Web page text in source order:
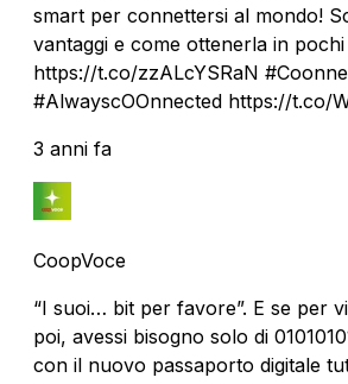
smart per connettersi al mondo!
vantaggi e come ottenerla in pochi
https://t.co/zzALcYSRaN
#AlwayscOOnnected https://t.co/
3 anni fa
CoopVoce
“I suoi… bit per favore”. E se per
poi, avessi bisogno solo di
con il nuovo passaporto digitale